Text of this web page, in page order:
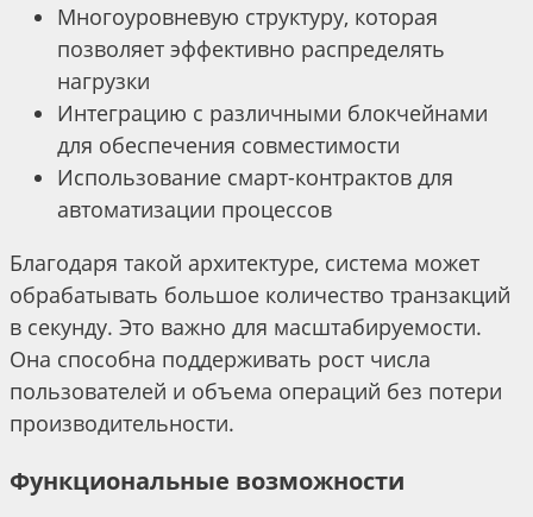
Многоуровневую структуру, которая
позволяет эффективно распределять
нагрузки
Интеграцию с различными блокчейнами
для обеспечения совместимости
Использование смарт-контрактов для
автоматизации процессов
Благодаря такой архитектуре, система может
обрабатывать большое количество транзакций
в секунду. Это важно для масштабируемости.
Она способна поддерживать рост числа
пользователей и объема операций без потери
производительности.
Функциональные возможности